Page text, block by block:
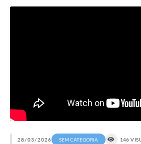
28/03/2026 SEM CATEGORIA 146